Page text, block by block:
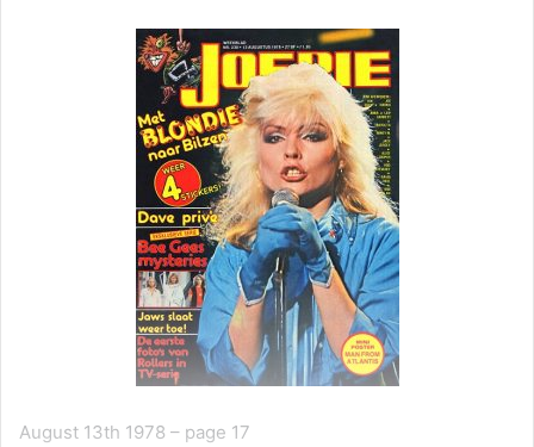
August 13th 1978 – page 17